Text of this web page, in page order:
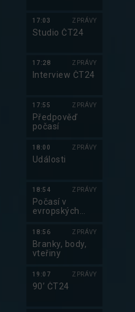
17:03 ZPRÁVY
Studio ČT24
17:28 ZPRÁVY
Interview ČT24
17:55 ZPRÁVY
Předpověď
počasí
18:00 ZPRÁVY
Události
18:54 ZPRÁVY
Počasí v
evropských
18:56 ZPRÁVY
Branky, body,
vteřiny
19:07 ZPRÁVY
90’ ČT24